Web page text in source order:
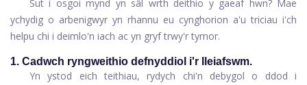
Sut i osgoi mynd yn sâl wrth deithio y gaeaf hwn? Mae
ychydig o arbenigwyr yn rhannu eu cynghorion a'u triciau i'ch
helpu chi i deimlo'n iach ac yn gryf trwy'r tymor.
1. Cadwch ryngweithio defnyddiol i'r lleiafswm.
Yn ystod eich teithiau, rydych chi'n debygol o ddod i